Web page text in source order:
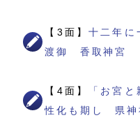
【3面】十二年
渡御 香取神宮
【4面】
「お宮
性化も期し 県神